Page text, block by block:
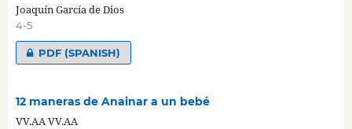
Joaquín García de Dios
4-5
PDF (SPANISH)
12 maneras de Anainar a un bebé
VV.AA VV.AA